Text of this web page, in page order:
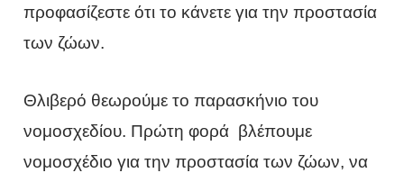
προφασίζεστε ότι το κάνετε για την προστασία
των ζώων.
Θλιβερό θεωρούμε το παρασκήνιο του
νομοσχεδίου. Πρώτη φορά βλέπουμε
νομοσχέδιο για την προστασία των ζώων, να